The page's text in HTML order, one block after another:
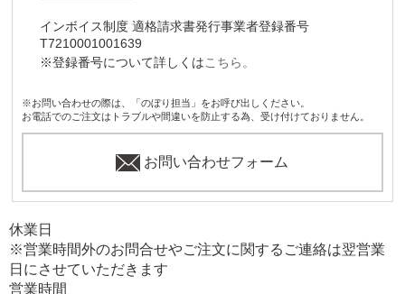
インボイス制度 適格請求書発行事業者登録番号
T7210001001639
※登録番号について詳しくはこちら。
※お問い合わせの際は、「のぼり担当」をお呼び出しください。
お電話でのご注文はトラブルや間違いを防止する為、受け付けておりません。
お問い合わせフォーム
休業日
※営業時間外のお問合せやご注文に関するご連絡は翌営業
日にさせていただきます
営業時間